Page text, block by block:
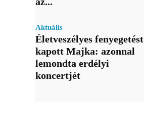
Aktuális
Életveszélyes fenyegetést
kapott Majka: azonnal
lemondta erdélyi
koncertjét